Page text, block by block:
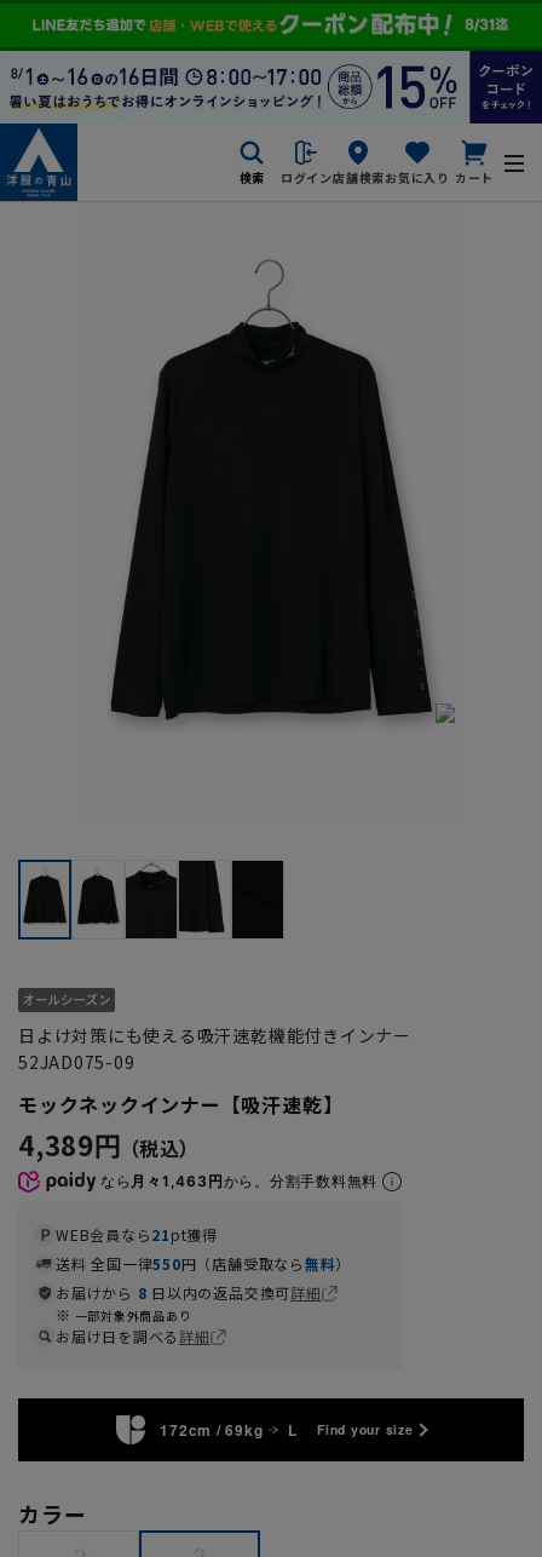
検索 ログイン店舗検索お気に入り カート
日よけ対策にも使える吸汗速乾機能付きインナー
52JAD075-09
モックネックインナー【吸汗速乾】
4,389円
なら 月々1,463円から。分割手数料無料
WEB会員なら21pt獲得
送料 全国一律550円（店舗受取なら無料）
お届けから 8 日以内の返品交換可詳細
一部対象外商品あり
お届け日を調べる詳細
172cm / 69kg L Find your size
カラー